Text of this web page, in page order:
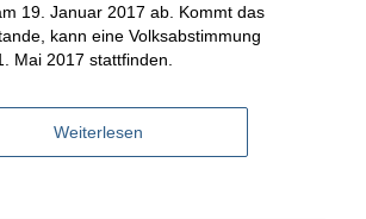
19. Januar 2017 ab. Kommt das
kann eine Volksabstimmung
Mai 2017 stattfinden.
Weiterlesen